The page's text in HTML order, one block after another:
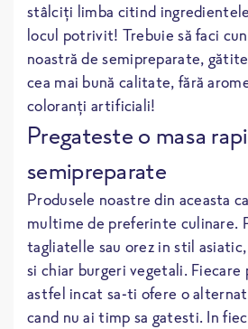
stâlciți limba citind
locul potrivit! Trebuie să faci
noastră de semipreparate,
cea mai bună calitate, fără
coloranți artificiali!
Pregateste o masa
semipreparate
Produsele noastre din aceasta
multime de preferinte culinare.
tagliatelle sau orez in stil
si chiar burgeri vegetali. Fiecare
astfel incat sa-ti ofere o
cand nu ai timp sa gatesti. In